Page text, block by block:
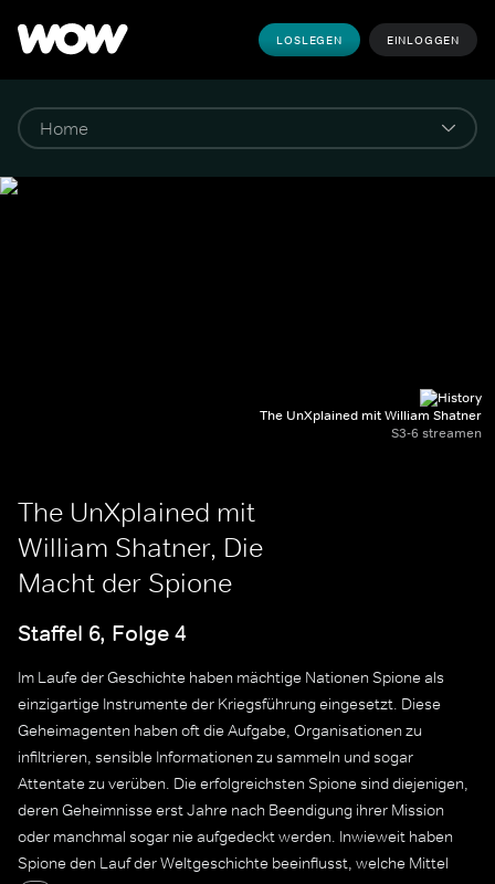
LOSLEGEN EINLOGGEN
The UnXplained mit William Shatner
S3-6 streamen
The UnXplained mit
William Shatner, Die
Macht der Spione
Staffel 6, Folge 4
Im Laufe der Geschichte haben mächtige Nationen Spione als
einzigartige Instrumente der Kriegsführung eingesetzt. Diese
Geheimagenten haben oft die Aufgabe, Organisationen zu
infiltrieren, sensible Informationen zu sammeln und sogar
Attentate zu verüben. Die erfolgreichsten Spione sind diejenigen,
deren Geheimnisse erst Jahre nach Beendigung ihrer Mission
oder manchmal sogar nie aufgedeckt werden. Inwieweit haben
Spione den Lauf der Weltgeschichte beeinflusst, welche Mittel